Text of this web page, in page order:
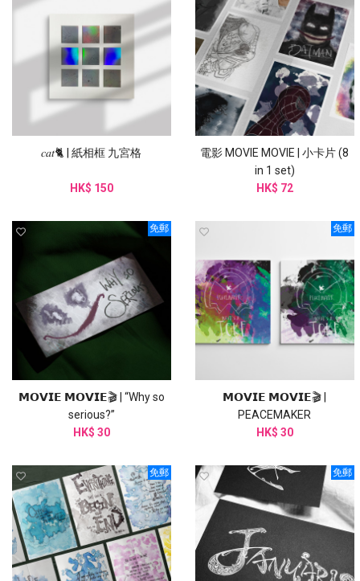
𝑐𝑎𝑡🐈 | 紙相框 九宮格
HK$ 150
電影 MOVIE MOVIE | 小卡片 (8
in 1 set)
HK$ 72
免郵
𝗠𝗢𝗩𝗜𝗘 𝗠𝗢𝗩𝗜𝗘🎬 | “Why so
serious?”
HK$ 30
免郵
𝗠𝗢𝗩𝗜𝗘 𝗠𝗢𝗩𝗜𝗘🎬 |
PEACEMAKER
HK$ 30
免郵 免郵